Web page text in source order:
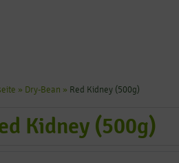
» Dry-Bean » Red Kidney (500g)
Kidney (500g)